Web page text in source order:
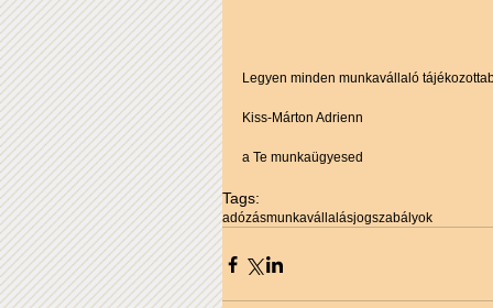
Legyen minden munkavállaló
Kiss-Márton Adrienn
a Te munkaügyesed
Tags:
adózásmunkavállalásjogszabályok